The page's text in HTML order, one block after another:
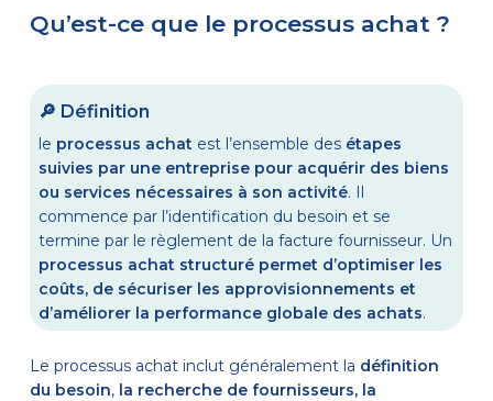
Qu’est-ce que le processus achat ?
🔎 Définition
le processus achat est l’ensemble des étapes
suivies par une entreprise pour acquérir des biens
ou services nécessaires à son activité. Il
commence par l’identification du besoin et se
termine par le règlement de la facture fournisseur. Un
processus achat structuré permet d’optimiser les
coûts, de sécuriser les approvisionnements et
d’améliorer la performance globale des achats.
Le processus achat inclut généralement la définition
du besoin, la recherche de fournisseurs, la